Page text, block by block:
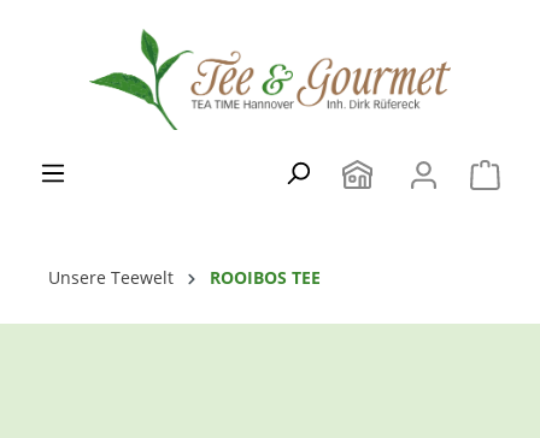
Zum Hauptinhalt springen
Unsere Teewelt ROOIBOS TEE